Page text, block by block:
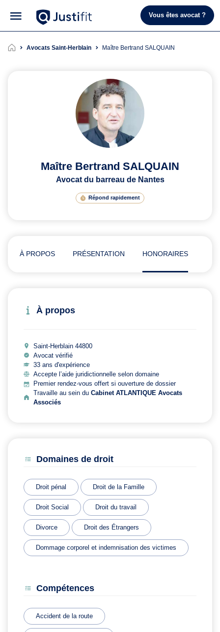
Vous êtes avocat ?
Avocats Saint-Herblain Maître Bertrand SALQUAIN
Maître Bertrand SALQUAIN
Avocat du barreau de Nantes
Répond rapidement
À PROPOS PRÉSENTATION HONORAIRES
À propos
Saint-Herblain 44800
Avocat vérifié
33 ans d'expérience
Accepte l’aide juridictionnelle selon domaine
Premier rendez-vous offert si ouverture de dossier
Travaille au sein du Cabinet ATLANTIQUE Avocats
Associés
Domaines de droit
Droit pénal Droit de la Famille
Droit Social Droit du travail
Divorce Droit des Étrangers
Dommage corporel et indemnisation des victimes
Compétences
Accident de la route